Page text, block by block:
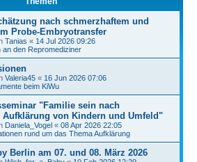
nach schmerzhaftem und
Probe-Embryotransfer
Tanias « 14 Jul 2026 09:26
an den Repromediziner
Valeria45 « 16 Jun 2026 07:06
beim KiWu
"Familie sein nach
Aufklärung von Kindern und Umfeld"
Daniela_Vogel « 08 Apr 2026 22:05
rund um das Thema Aufklärung
Berlin am 07. und 08. März 2026